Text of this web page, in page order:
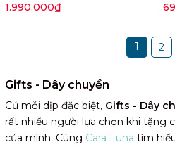
Tube Necklace - VYN73
1.990.000₫
1 2
Gifts - Dây chuyền
Cứ mỗi dịp đặc biệt, Gifts - Dây
rất nhiều người lựa chọn khi tặng
của mình. Cùng Cara Luna tìm